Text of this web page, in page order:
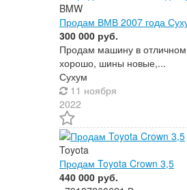
BMW
Продам ВМВ 2007 года
300 000 руб.
Продам машину в отличном
хорошо, шины новые,...
Сухум
11 ноября
2022
Toyota
Продам Toyota Crown 3,5
440 000 руб.